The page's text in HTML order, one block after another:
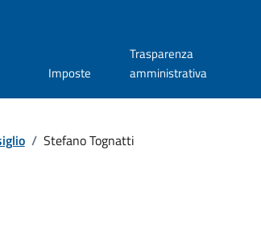
Imposte
Trasparenza
amministrativa
/ Stefano Tognatti